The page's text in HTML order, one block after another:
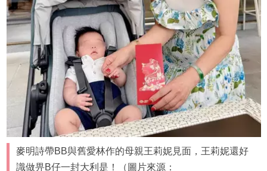
麥明詩帶BB與舊愛林作的母親王莉妮見面，王莉妮還好
識做畀B仔一封大利是！（圖片來源：